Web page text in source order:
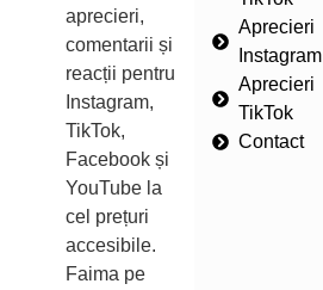
aprecieri,
comentarii și
reacții pentru
Instagram,
TikTok,
Facebook și
YouTube la
cel prețuri
accesibile.
Faima pe
Aprecieri
Instagram
Aprecieri
TikTok
Contact